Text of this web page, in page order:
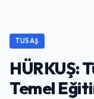
TUSAŞ
HÜRKUŞ:
Temel